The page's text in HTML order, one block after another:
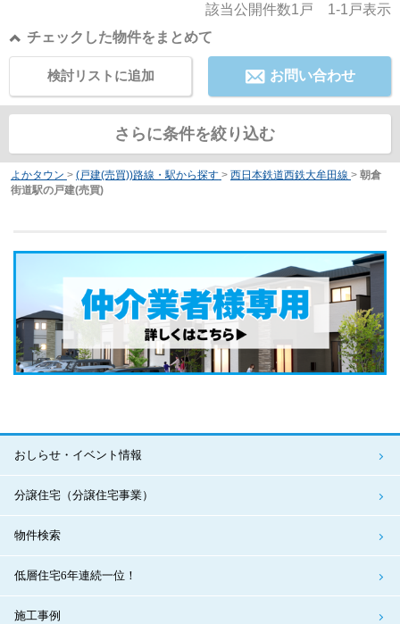
該当公開件数1 戸 1-1 戸表示
チェックした物件をまとめて
お問い合わせ
検討リストに追加
さらに条件を絞り込む
よかタウン > (戸建(売買))路線・駅から探す > 西日本鉄道西鉄大牟田線 > 朝倉
街道駅の戸建(売買)
おしらせ・イベント情報
分譲住宅（分譲住宅事業）
物件検索
低層住宅6年連続一位！
施工事例